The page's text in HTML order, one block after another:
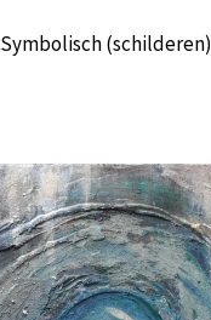
Symbolisch (schilderen)